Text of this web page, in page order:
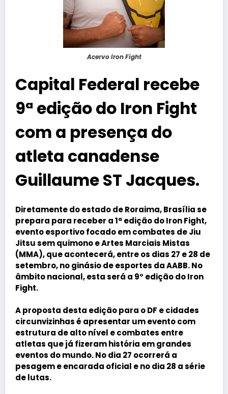
Acervo Iron Fight
Capital Federal recebe
9ª edição do Iron Fight
com a presença do
atleta canadense
Guillaume ST Jacques.
Diretamente do estado de Roraima, Brasília se
prepara para receber a 1ª edição do Iron Fight,
evento esportivo focado em combates de Jiu
Jitsu sem quimono e Artes Marciais Mistas
(MMA), que acontecerá, entre os dias 27 e 28 de
setembro, no ginásio de esportes da AABB. No
âmbito nacional, esta será a 9° edição do Iron
Fight.
A proposta desta edição para o DF e cidades
circunvizinhas é apresentar um evento com
estrutura de alto nível e combates entre
atletas que já fizeram história em grandes
eventos do mundo. No dia 27 ocorrerá a
pesagem e encarada oficial e no dia 28 a série
de lutas.